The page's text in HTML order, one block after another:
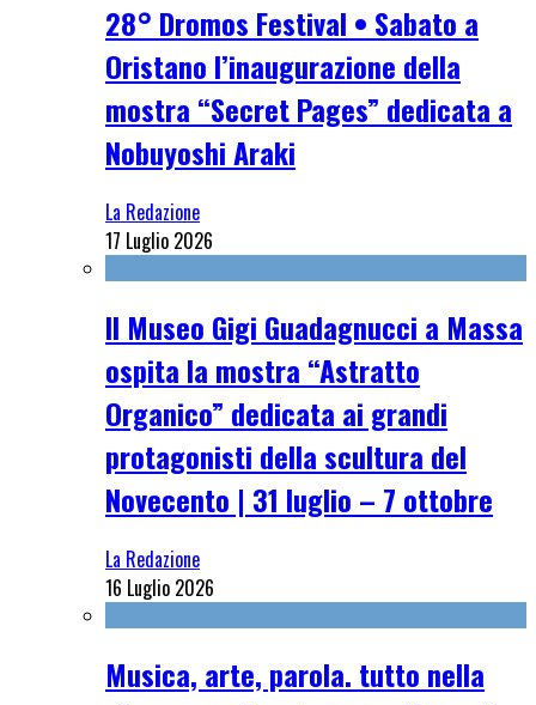
28° Dromos Festival • Sabato a
Oristano l’inaugurazione della
mostra “Secret Pages” dedicata a
Nobuyoshi Araki
La Redazione
17 Luglio 2026
Il Museo Gigi Guadagnucci a Massa
ospita la mostra “Astratto
Organico” dedicata ai grandi
protagonisti della scultura del
Novecento | 31 luglio – 7 ottobre
La Redazione
16 Luglio 2026
Musica, arte, parola. tutto nella